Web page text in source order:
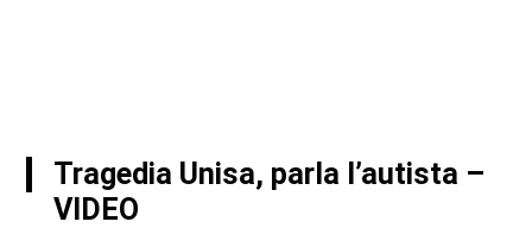
Tragedia Unisa, parla l’autista –
VIDEO